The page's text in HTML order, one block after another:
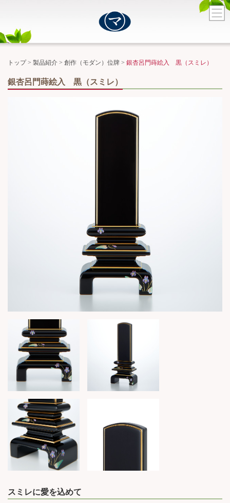
トップ> 製品紹介 > 創作（モダン）位牌 > 銀杏呂門蒔絵入 黒（スミレ）
銀杏呂門蒔絵入 黒（スミレ）
スミレに愛を込めて